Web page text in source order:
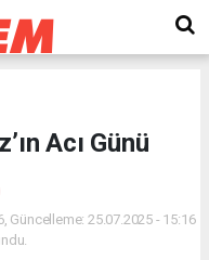
Acı Günü
Güncelleme: 25.07.2025 - 15:16